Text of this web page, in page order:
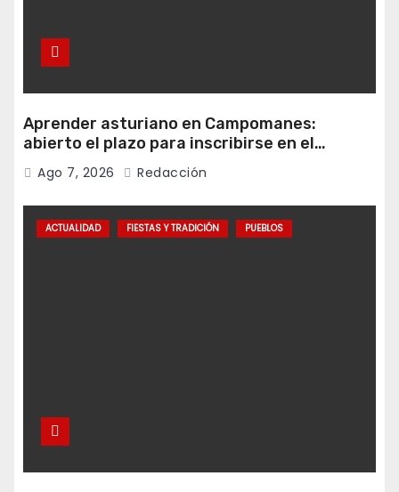
Aprender asturiano en Campomanes:
abierto el plazo para inscribirse en el
programa Falamos
Ago 7, 2026 Redacción
ACTUALIDAD FIESTAS Y TRADICIÓN PUEBLOS